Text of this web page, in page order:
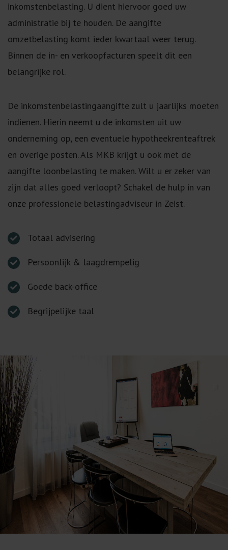
inkomstenbelasting. U dient hiervoor goed uw
administratie bij te houden. De aangifte
omzetbelasting komt ieder kwartaal weer terug.
Binnen de in- en verkoopfacturen speelt dit een
belangrijke rol.
De inkomstenbelastingaangifte zult u jaarlijks moeten
indienen. Hierin neemt u de inkomsten uit uw
onderneming op, een eventuele hypotheekrenteaftrek
en overige posten. Als MKB krijgt u ook met de
aangifte loonbelasting te maken. Wilt u er zeker van
zijn dat alles goed verloopt? Schakel de hulp in van
onze professionele belastingadviseur in Zeist.
Totaal advisering
Persoonlijk & laagdrempelig
Goede back-office
Begrijpelijke taal